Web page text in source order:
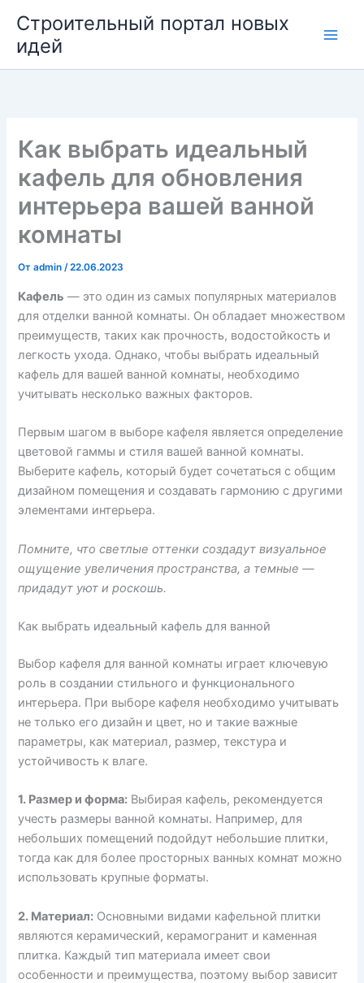
содержимому
Строительный портал новых
идей
Как выбрать идеальный
кафель для обновления
интерьера вашей ванной
комнаты
Отadmin/22.06.2023
Кафель — это один из самых популярных материалов
для отделки ванной комнаты. Он обладает множеством
преимуществ, таких как прочность, водостойкость и
легкость ухода. Однако, чтобы выбрать идеальный
кафель для вашей ванной комнаты, необходимо
учитывать несколько важных факторов.
Первым шагом в выборе кафеля является определение
цветовой гаммы и стиля вашей ванной комнаты.
Выберите кафель, который будет сочетаться с общим
дизайном помещения и создавать гармонию с другими
элементами интерьера.
Помните, что светлые оттенки создадут визуальное
ощущение увеличения пространства, а темные —
придадут уют и роскошь.
Как выбрать идеальный кафель для ванной
Выбор кафеля для ванной комнаты играет ключевую
роль в создании стильного и функционального
интерьера. При выборе кафеля необходимо учитывать
не только его дизайн и цвет, но и такие важные
параметры, как материал, размер, текстура и
устойчивость к влаге.
1. Размер и форма: Выбирая кафель, рекомендуется
учесть размеры ванной комнаты. Например, для
небольших помещений подойдут небольшие плитки,
тогда как для более просторных ванных комнат можно
использовать крупные форматы.
2. Материал: Основными видами кафельной плитки
являются керамический, керамогранит и каменная
плитка. Каждый тип материала имеет свои
особенности и преимущества, поэтому выбор зависит